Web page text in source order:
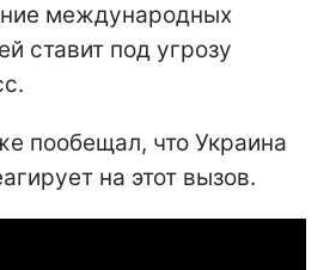
международных
ставит под угрозу
пообещал, что Украина
на этот вызов.